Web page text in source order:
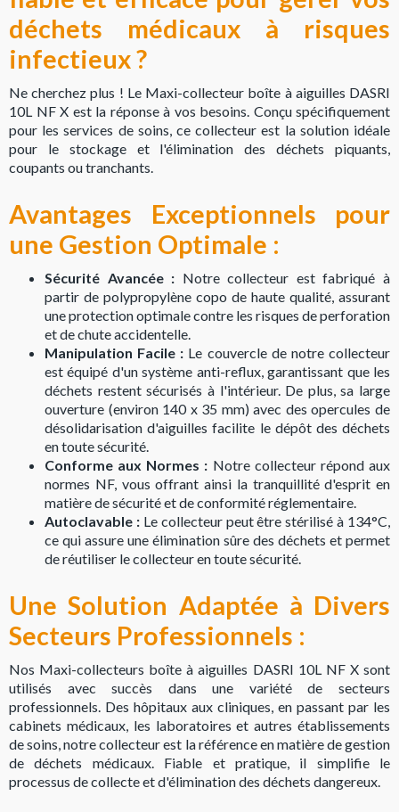
déchets médicaux à risques
infectieux ?
Ne cherchez plus ! Le Maxi-collecteur boîte à aiguilles DASRI
10L NF X est la réponse à vos besoins. Conçu spécifiquement
pour les services de soins, ce collecteur est la solution idéale
pour le stockage et l'élimination des déchets piquants,
coupants ou tranchants.
Avantages Exceptionnels pour
une Gestion Optimale :
Sécurité Avancée : Notre collecteur est fabriqué à
partir de polypropylène copo de haute qualité, assurant
une protection optimale contre les risques de perforation
et de chute accidentelle.
Manipulation Facile : Le couvercle de notre collecteur
est équipé d'un système anti-reflux, garantissant que les
déchets restent sécurisés à l'intérieur. De plus, sa large
ouverture (environ 140 x 35 mm) avec des opercules de
désolidarisation d'aiguilles facilite le dépôt des déchets
en toute sécurité.
Conforme aux Normes : Notre collecteur répond aux
normes NF, vous offrant ainsi la tranquillité d'esprit en
matière de sécurité et de conformité réglementaire.
Autoclavable :Le collecteur peut être stérilisé à 134°C,
ce qui assure une élimination sûre des déchets et permet
de réutiliser le collecteur en toute sécurité.
Une Solution Adaptée à Divers
Secteurs Professionnels :
Nos Maxi-collecteurs boîte à aiguilles DASRI 10L NF X sont
utilisés avec succès dans une variété de secteurs
professionnels. Des hôpitaux aux cliniques, en passant par les
cabinets médicaux, les laboratoires et autres établissements
de soins, notre collecteur est la référence en matière de gestion
de déchets médicaux. Fiable et pratique, il simplifie le
processus de collecte et d'élimination des déchets dangereux.